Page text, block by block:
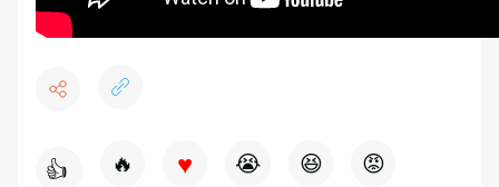
👍 🔥 ♥ 😭 😆 😡